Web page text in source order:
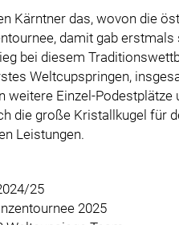
Kärntner das, wovon die
damit gab
bei diesem
Weltcupspringen,
weitere Einzel-
die große Kristallkugel für
Leistungen.
25
2025